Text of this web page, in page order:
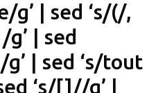
g’ | sed ‘s/(/,
g’ | sed
| sed ‘s/tout
‘s/[]//g’ |